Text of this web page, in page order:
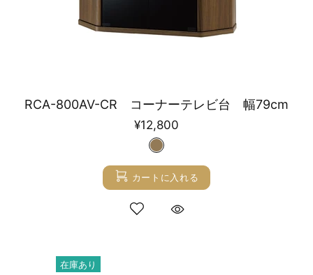
RCA-800AV-CR コーナーテレビ台 幅79cm
¥12,800
カートに入れる
在庫あり